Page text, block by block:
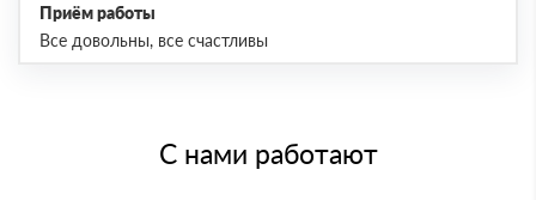
Приём работы
Все довольны, все счастливы
С нами работают